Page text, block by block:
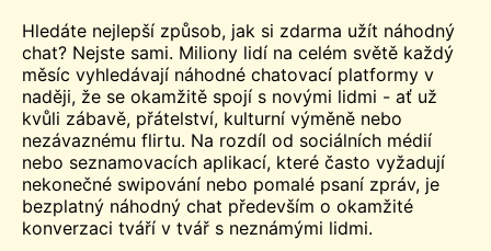
Hledáte nejlepší způsob, jak si zdarma užít náhodný
chat? Nejste sami. Miliony lidí na celém světě každý
měsíc vyhledávají náhodné chatovací platformy v
naději, že se okamžitě spojí s novými lidmi - ať už
kvůli zábavě, přátelství, kulturní výměně nebo
nezávaznému flirtu. Na rozdíl od sociálních médií
nebo seznamovacích aplikací, které často vyžadují
nekonečné swipování nebo pomalé psaní zpráv, je
bezplatný náhodný chat především o okamžité
konverzaci tváří v tvář s neznámými lidmi.